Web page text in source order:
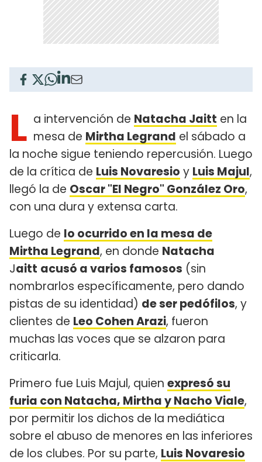
L a intervención de Natacha Jaitt en la
mesa de Mirtha Legrand el sábado a
la noche sigue teniendo repercusión. Luego
de la crítica de Luis Novaresio y Luis Majul,
llegó la de Oscar "El Negro" González Oro,
con una dura y extensa carta.
Luego de lo ocurrido en la mesa de
Mirtha Legrand, en donde Natacha
Jaitt acusó a varios famosos (sin
nombrarlos específicamente, pero dando
pistas de su identidad) de ser pedófilos, y
clientes de Leo Cohen Arazi, fueron
muchas las voces que se alzaron para
criticarla.
Primero fue Luis Majul, quien expresó su
furia con Natacha, Mirtha y Nacho Viale,
por permitir los dichos de la mediática
sobre el abuso de menores en las inferiores
de los clubes. Por su parte, Luis Novaresio